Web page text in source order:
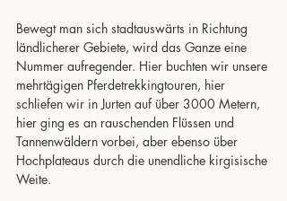
Bewegt man sich stadtauswärts in Richtung
ländlicherer Gebiete, wird das Ganze eine
Nummer aufregender. Hier buchten wir unsere
mehrtägigen Pferdetrekkingtouren, hier
schliefen wir in Jurten auf über 3000 Metern,
hier ging es an rauschenden Flüssen und
Tannenwäldern vorbei, aber ebenso über
Hochplateaus durch die unendliche kirgisische
Weite.